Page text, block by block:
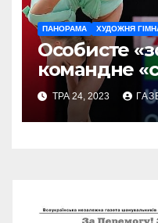
ПАНОРАМА ХУДОЖНЯ
Особисте
командне
ТРА 24, 2023